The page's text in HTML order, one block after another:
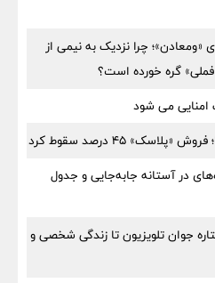
«ومعادن»؛ چرا نزدیک به نیمی از
گره خورده است؟
امنایی می شود
۴۵ درصد سقوط کرد
در آستانه جابه‌جایی و جدول
جوان تلویزیون تا زندگی شخصی و